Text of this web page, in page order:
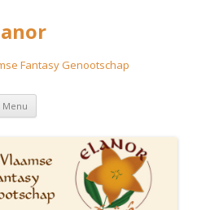
Fantasy Genootschap
Menu Skip
content